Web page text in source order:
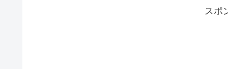
スポ